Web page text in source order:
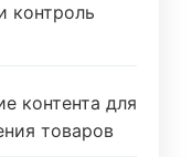
контроль
контента для
товаров